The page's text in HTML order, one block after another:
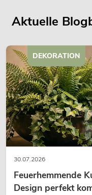
Aktuelle
30.07.2026
Feuerhemmende
Design perfekt
DEKORATION